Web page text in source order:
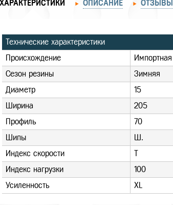
ХАРАКТЕРИСТИКИ ОПИСАНИЕ ОТЗЫВЫ
Технические характеристики
Происхождение
Импортная
Сезон резины
Зимняя
Диаметр
15
Ширина
205
Профиль
70
Шипы
Ш.
Индекс скорости
T
Индекс нагрузки
100
Усиленность
XL